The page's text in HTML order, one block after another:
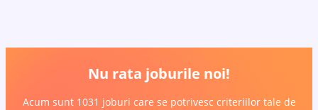
Nu rata joburile noi!
Acum sunt 1031 joburi care se potrivesc criteriilor tale de